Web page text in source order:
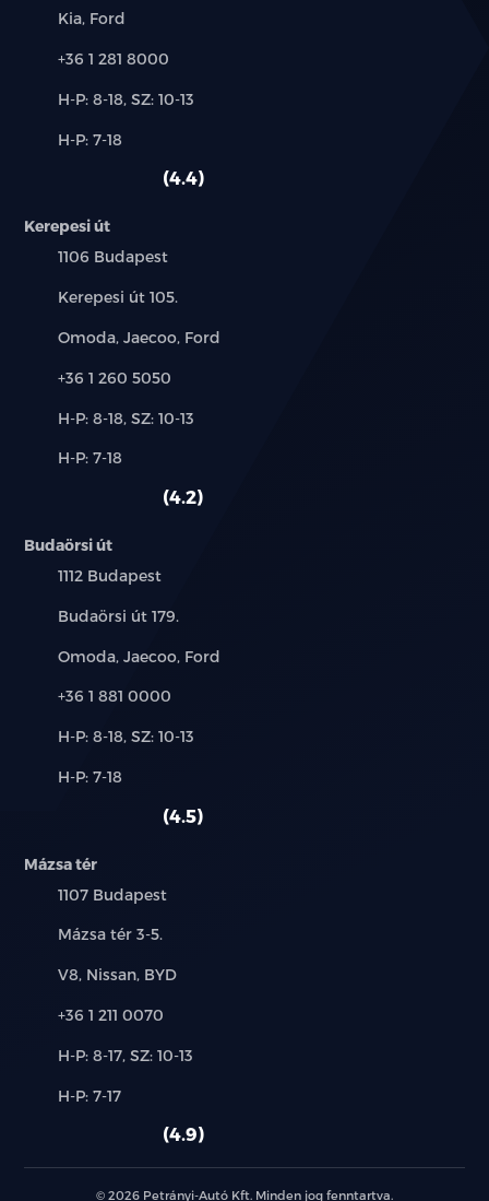
Márkák:
Kia, Ford
Telefon:
+36 1 281 8000
Új-
használt
H-P: 8-18, SZ: 10-13
Alkatrész,
H-P: 7-18
4.4
Kerepesi út
Település:
1106 Budapest
Cím:
Kerepesi út 105.
Márkák:
Omoda, Jaecoo, Ford
Telefon:
+36 1 260 5050
Új-
használt
H-P: 8-18, SZ: 10-13
Alkatrész,
H-P: 7-18
4.2
Budaörsi út
Település:
1112 Budapest
Cím:
Budaörsi út 179.
Márkák:
Omoda, Jaecoo, Ford
Telefon:
+36 1 881 0000
Új-
használt
H-P: 8-18, SZ: 10-13
Alkatrész,
H-P: 7-18
4.5
Mázsa tér
Település:
1107 Budapest
Cím:
Mázsa tér 3-5.
Márkák:
V8, Nissan, BYD
Telefon:
+36 1 211 0070
Új-
használt
H-P: 8-17, SZ: 10-13
Alkatrész,
H-P: 7-17
4.9
© 2026 Petrányi-Autó Kft. Minden jog fenntartva.